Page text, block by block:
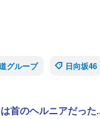
グループ 日向坂46
首のヘルニアだっ